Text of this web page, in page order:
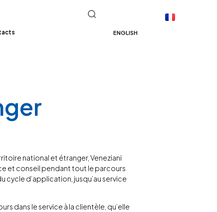
ENGLISH
national et étranger, Veneziani
et conseil pendant tout le parcours
cycle d’application, jusqu’au service
dans le service à la clientèle, qu’elle